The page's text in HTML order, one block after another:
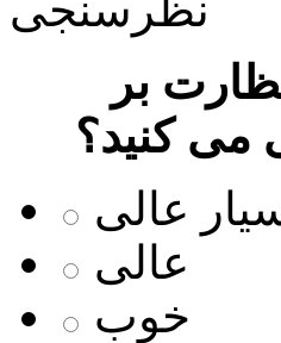
بر
می کنید؟
عالی
عالی
خوب